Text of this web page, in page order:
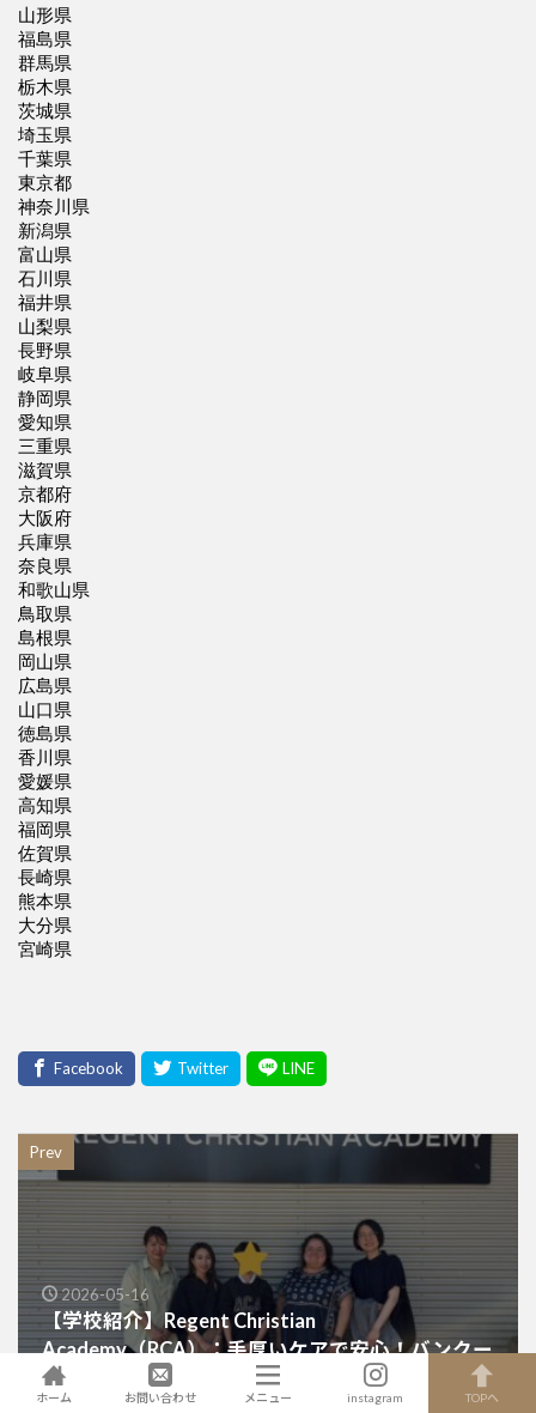
Prev
2026-05-16
【学校紹介】Regent Christian
Academy（RCA）：手厚いケアで安心！バンクー
バー近郊のクリスチャン系私立校
ホーム お問い合わせ メニュー instagram TOPへ